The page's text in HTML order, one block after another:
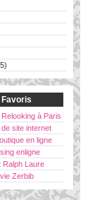
Favoris
à Paris
site internet
en ligne
enligne
Ralph Laure
Zerbib